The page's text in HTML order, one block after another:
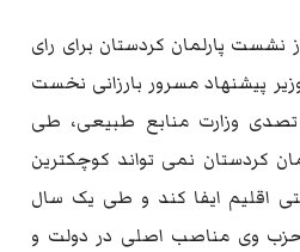
پارلمان کردستان برای رای
پیشنهاد مسرور بارزانی نخست
تصدی وزارت منابع طبیعی، طی
کردستان نمی تواند کوچکترین
اقلیم ایفا کند و طی یک سال
حزب وی مناصب اصلی در دولت و